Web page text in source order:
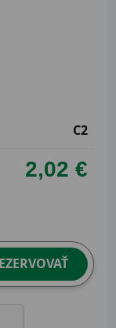
C2
2,02 €